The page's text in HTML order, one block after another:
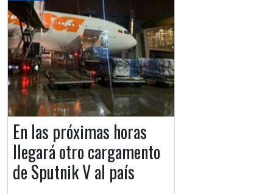
En las próximas horas
llegará otro cargamento
de Sputnik V al país